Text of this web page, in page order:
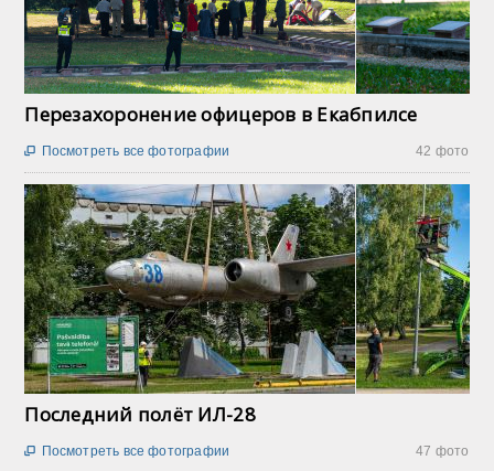
Перезахоронение офицеров в Екабпилсе
42 фото
 Посмотреть все фотографии
Последний полёт ИЛ-28
47 фото
 Посмотреть все фотографии